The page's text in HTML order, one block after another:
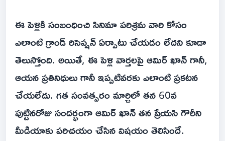
ఈ పెళ్లికి సంబంధించి సినిమా పరిశ్రమ వారి కోసం
ఎలాంటి గ్రాండ్ రిసెప్షన్ ఏర్పాటు చేయడం లేదని కూడా
తెలుస్తోంది. అయితే, ఈ పెళ్లి వార్తలపై ఆమిర్ ఖాన్ గానీ,
ఆయన ప్రతినిధులు గానీ ఇప్పటివరకు ఎలాంటి ప్రకటన
చేయలేదు. గత సంవత్సరం మార్చిలో తన 60వ
పుట్టినరోజు సందర్భంగా ఆమిర్ ఖాన్ తన ప్రేయసి గౌరీని
మీడియాకు పరిచయం చేసిన విషయం తెలిసిందే.